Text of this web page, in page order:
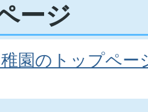
ージ
園のトップペー